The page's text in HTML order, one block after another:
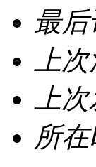
最
上
上
所